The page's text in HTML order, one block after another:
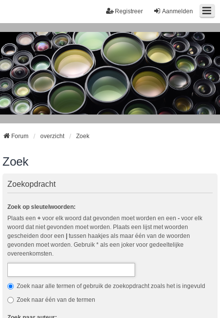
Aanmelden
Registreer
Forum overzicht Zoek
Zoek
Zoekopdracht
Zoek op sleutelwoorden:
Plaats een + voor elk woord dat gevonden moet worden en een - voor elk
woord dat niet gevonden moet worden. Plaats een lijst met woorden
gescheiden door een | tussen haakjes als maar één van de woorden
gevonden moet worden. Gebruik * als een joker voor gedeeltelijke
overeenkomsten.
Zoek naar alle termen of gebruik de zoekopdracht zoals het is ingevuld
Zoek naar één van de termen